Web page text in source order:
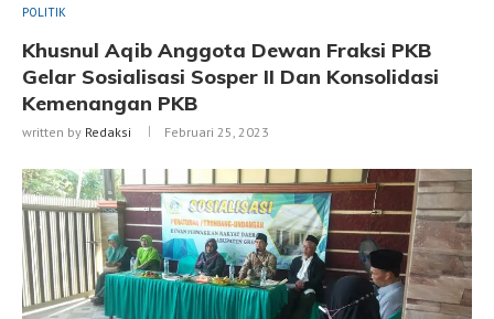
POLITIK
Khusnul Aqib Anggota Dewan Fraksi PKB
Gelar Sosialisasi Sosper II Dan Konsolidasi
Kemenangan PKB
written by Redaksi Februari 25, 2023